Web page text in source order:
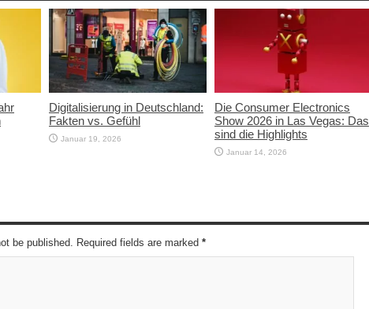
Digitalisierung in Deutschland:
Fakten vs. Gefühl
Januar 19, 2026
Die Consumer Electronics
Show 2026 in Las Vegas: Das
sind die Highlights
Januar 14, 2026
be published. Required fields are marked *